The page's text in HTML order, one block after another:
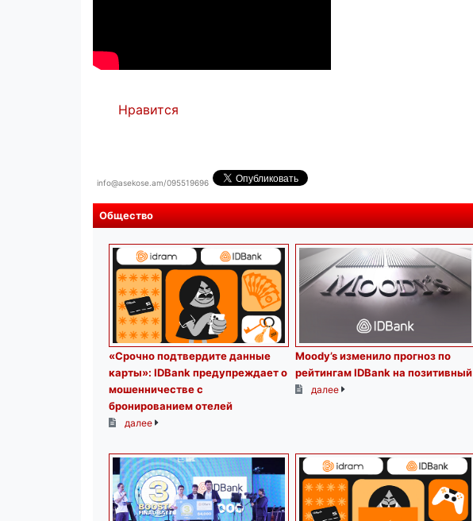
Нравится
info@asekose.am/095519696
Общество
«Срочно подтвердите данные
карты»: IDBank предупреждает о
мошенничестве с
бронированием отелей
далее
Moody’s изменило прогноз по
рейтингам IDBank на позитивный
далее